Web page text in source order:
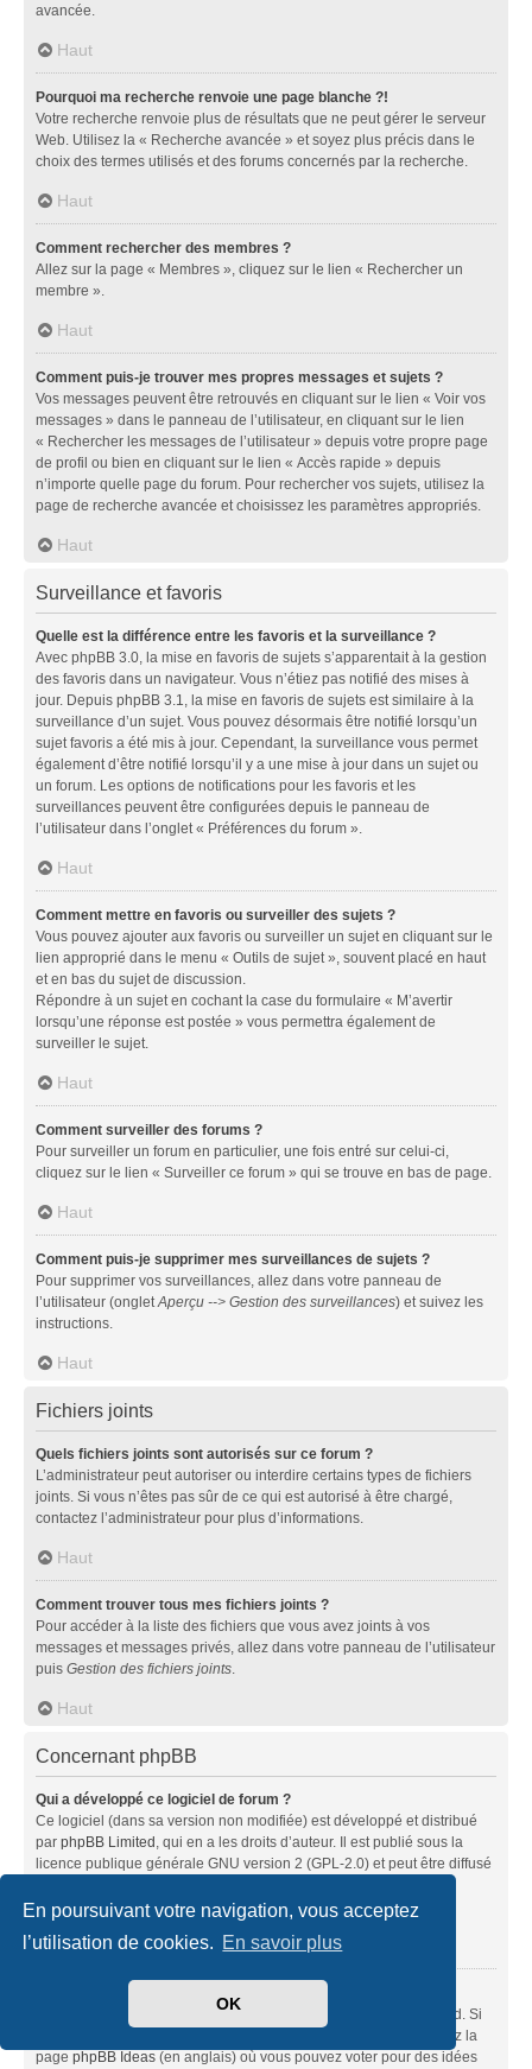
En poursuivant votre navigation, vous acceptez
l’utilisation de cookies. En savoir plus
OK
avancée.
Haut
Pourquoi ma recherche renvoie une page blanche ?!
Votre recherche renvoie plus de résultats que ne peut gérer le serveur
Web. Utilisez la « Recherche avancée » et soyez plus précis dans le
choix des termes utilisés et des forums concernés par la recherche.
Haut
Comment rechercher des membres ?
Allez sur la page « Membres », cliquez sur le lien « Rechercher un
membre ».
Haut
Comment puis-je trouver mes propres messages et sujets ?
Vos messages peuvent être retrouvés en cliquant sur le lien « Voir vos
messages » dans le panneau de l’utilisateur, en cliquant sur le lien
« Rechercher les messages de l’utilisateur » depuis votre propre page
de profil ou bien en cliquant sur le lien « Accès rapide » depuis
n’importe quelle page du forum. Pour rechercher vos sujets, utilisez la
page de recherche avancée et choisissez les paramètres appropriés.
Haut
Surveillance et favoris
Quelle est la différence entre les favoris et la surveillance ?
Avec phpBB 3.0, la mise en favoris de sujets s’apparentait à la gestion
des favoris dans un navigateur. Vous n’étiez pas notifié des mises à
jour. Depuis phpBB 3.1, la mise en favoris de sujets est similaire à la
surveillance d’un sujet. Vous pouvez désormais être notifié lorsqu’un
sujet favoris a été mis à jour. Cependant, la surveillance vous permet
également d’être notifié lorsqu’il y a une mise à jour dans un sujet ou
un forum. Les options de notifications pour les favoris et les
surveillances peuvent être configurées depuis le panneau de
l’utilisateur dans l’onglet « Préférences du forum ».
Haut
Comment mettre en favoris ou surveiller des sujets ?
Vous pouvez ajouter aux favoris ou surveiller un sujet en cliquant sur le
lien approprié dans le menu « Outils de sujet », souvent placé en haut
et en bas du sujet de discussion.
Répondre à un sujet en cochant la case du formulaire « M’avertir
lorsqu’une réponse est postée » vous permettra également de
surveiller le sujet.
Haut
Comment surveiller des forums ?
Pour surveiller un forum en particulier, une fois entré sur celui-ci,
cliquez sur le lien « Surveiller ce forum » qui se trouve en bas de page.
Haut
Comment puis-je supprimer mes surveillances de sujets ?
Pour supprimer vos surveillances, allez dans votre panneau de
l’utilisateur (ongletAperçu --> Gestion des surveillances) et suivez les
instructions.
Haut
Fichiers joints
Quels fichiers joints sont autorisés sur ce forum ?
L’administrateur peut autoriser ou interdire certains types de fichiers
joints. Si vous n’êtes pas sûr de ce qui est autorisé à être chargé,
contactez l’administrateur pour plus d’informations.
Haut
Comment trouver tous mes fichiers joints ?
Pour accéder à la liste des fichiers que vous avez joints à vos
messages et messages privés, allez dans votre panneau de l’utilisateur
puis Gestion des fichiers joints.
Haut
Concernant phpBB
Qui a développé ce logiciel de forum ?
Ce logiciel (dans sa version non modifiée) est développé et distribué
par phpBB Limited, qui en a les droits d’auteur. Il est publié sous la
licence publique générale GNU version 2 (GPL-2.0) et peut être diffusé
À propos de phpBB» (en anglais).
Haut
Ce logiciel a été développé et mis sous licence par phpBB Limited. Si
vous pensez qu’une fonctionnalité nécessite d’être ajoutée, visitez la
page phpBB Ideas (en anglais) où vous pouvez voter pour des idées